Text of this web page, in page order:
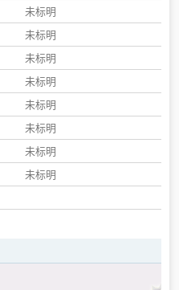
未标明
未标明
未标明
未标明
未标明
未标明
未标明
未标明